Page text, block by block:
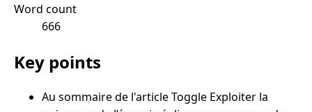
Word count
666
Key points
Au sommaire de l'article Toggle Exploiter la